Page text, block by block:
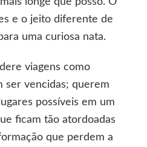
e o jeito diferente de
uma curiosa nata.
viagens como
ser vencidas; querem
possíveis em um
ficam tão atordoadas
que perdem a